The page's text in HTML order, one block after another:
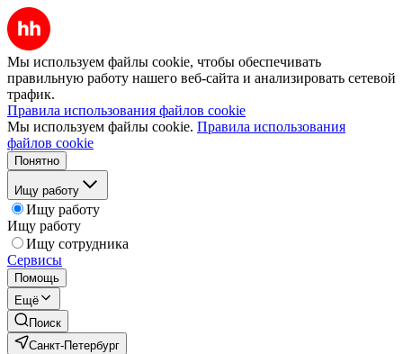
Мы используем файлы cookie, чтобы обеспечивать
правильную работу нашего веб-сайта и анализировать сетевой
трафик.
Правила использования файлов cookie
Мы используем файлы cookie. Правила использования
файлов cookie
Понятно
Ищу работу
Ищу работу
Ищу работу
Ищу сотрудника
Сервисы
Помощь
Ещё
Поиск
Санкт-Петербург